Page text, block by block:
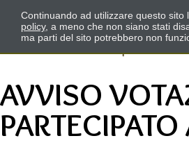
AVVISO
Continuando ad utilizzare questo
policy, a meno che non siano stati
ma parti del sito potrebbero non